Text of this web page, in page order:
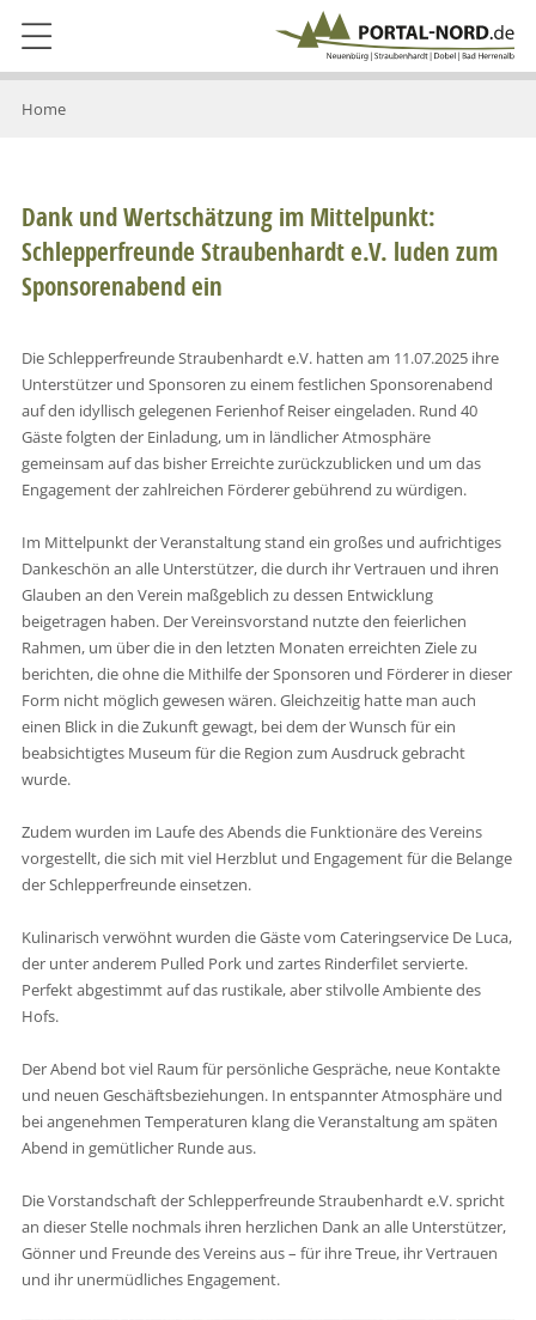
Home
Dank und Wertschätzung im Mittelpunkt:
Schlepperfreunde Straubenhardt e.V. luden zum
Sponsorenabend ein
Die Schlepperfreunde Straubenhardt e.V. hatten am 11.07.2025 ihre
Unterstützer und Sponsoren zu einem festlichen Sponsorenabend
auf den idyllisch gelegenen Ferienhof Reiser eingeladen. Rund 40
Gäste folgten der Einladung, um in ländlicher Atmosphäre
gemeinsam auf das bisher Erreichte zurückzublicken und um das
Engagement der zahlreichen Förderer gebührend zu würdigen.
Im Mittelpunkt der Veranstaltung stand ein großes und aufrichtiges
Dankeschön an alle Unterstützer, die durch ihr Vertrauen und ihren
Glauben an den Verein maßgeblich zu dessen Entwicklung
beigetragen haben. Der Vereinsvorstand nutzte den feierlichen
Rahmen, um über die in den letzten Monaten erreichten Ziele zu
berichten, die ohne die Mithilfe der Sponsoren und Förderer in dieser
Form nicht möglich gewesen wären. Gleichzeitig hatte man auch
einen Blick in die Zukunft gewagt, bei dem der Wunsch für ein
beabsichtigtes Museum für die Region zum Ausdruck gebracht
wurde.
Zudem wurden im Laufe des Abends die Funktionäre des Vereins
vorgestellt, die sich mit viel Herzblut und Engagement für die Belange
der Schlepperfreunde einsetzen.
Kulinarisch verwöhnt wurden die Gäste vom Cateringservice De Luca,
der unter anderem Pulled Pork und zartes Rinderfilet servierte.
Perfekt abgestimmt auf das rustikale, aber stilvolle Ambiente des
Hofs.
Der Abend bot viel Raum für persönliche Gespräche, neue Kontakte
und neuen Geschäftsbeziehungen. In entspannter Atmosphäre und
bei angenehmen Temperaturen klang die Veranstaltung am späten
Abend in gemütlicher Runde aus.
Die Vorstandschaft der Schlepperfreunde Straubenhardt e.V. spricht
an dieser Stelle nochmals ihren herzlichen Dank an alle Unterstützer,
Gönner und Freunde des Vereins aus – für ihre Treue, ihr Vertrauen
und ihr unermüdliches Engagement.